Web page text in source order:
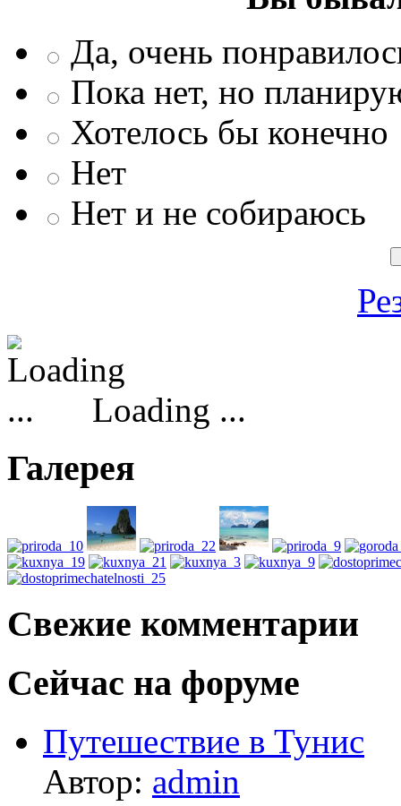
Да, очень
Пока нет, но
Хотелось бы конечно
Нет
Нет и не собираюсь
Loading ...
Галерея
Свежие комментарии
Сейчас на форуме
Путешествие в Тунис
Автор: admin